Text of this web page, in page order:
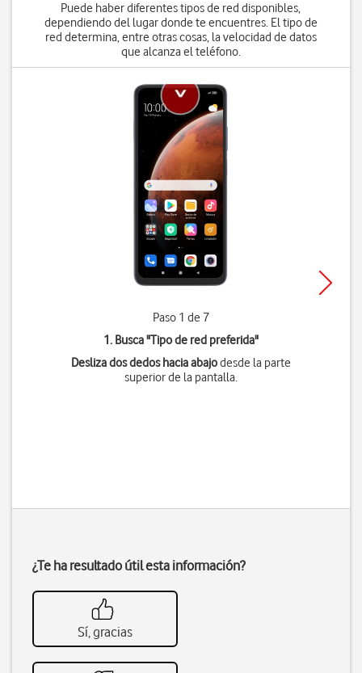
Puede haber diferentes tipos de red disponibles,
dependiendo del lugar donde te encuentres. El tipo de
red determina, entre otras cosas, la velocidad de datos
que alcanza el teléfono.
Paso 1 de 7
1. Busca "Tipo de red preferida"
Desliza dos dedos hacia abajodesde la parte
superior de la pantalla.
¿Te ha resultado útil esta información?
Sí, gracias